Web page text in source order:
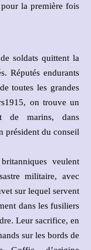
la première fois
soldats quittent la
Réputés endurants
toutes les grandes
on trouve un
de marins, dans
président du conseil
veulent
militaire, avec
sur lequel servent
dans les fusiliers
Leur sacrifice, en
sur les bords de